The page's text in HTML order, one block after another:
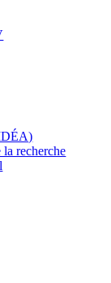
recherche